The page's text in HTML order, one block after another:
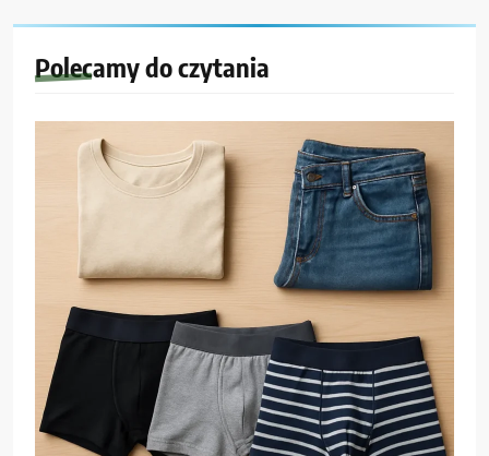
Polecamy do czytania